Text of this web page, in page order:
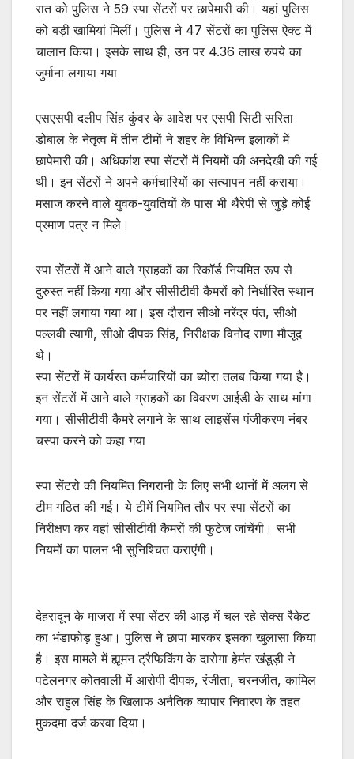
रात को पुलिस ने 59 स्पा सेंटरों पर छापेमारी की। यहां पुलिस
को बड़ी खामियां मिलीं। पुलिस ने 47 सेंटरों का पुलिस ऐक्ट में
चालान किया। इसके साथ ही, उन पर 4.36 लाख रुपये का
जुर्माना लगाया गया
एसएसपी दलीप सिंह कुंवर के आदेश पर एसपी सिटी सरिता
डोबाल के नेतृत्व में तीन टीमों ने शहर के विभिन्न इलाकों में
छापेमारी की। अधिकांश स्पा सेंटरों में नियमों की अनदेखी की गई
थी। इन सेंटरों ने अपने कर्मचारियों का सत्यापन नहीं कराया।
मसाज करने वाले युवक-युवतियों के पास भी थैरेपी से जुड़े कोई
प्रमाण पत्र न मिले।
स्पा सेंटरों में आने वाले ग्राहकों का रिकॉर्ड नियमित रूप से
दुरुस्त नहीं किया गया और सीसीटीवी कैमरों को निर्धारित स्थान
पर नहीं लगाया गया था। इस दौरान सीओ नरेंद्र पंत, सीओ
पल्लवी त्यागी, सीओ दीपक सिंह, निरीक्षक विनोद राणा मौजूद
थे।
स्पा सेंटरों में कार्यरत कर्मचारियों का ब्योरा तलब किया गया है।
इन सेंटरों में आने वाले ग्राहकों का विवरण आईडी के साथ मांगा
गया। सीसीटीवी कैमरे लगाने के साथ लाइसेंस पंजीकरण नंबर
चस्पा करने को कहा गया
स्पा सेंटरो की नियमित निगरानी के लिए सभी थानों में अलग से
टीम गठित की गई। ये टीमें नियमित तौर पर स्पा सेंटरों का
निरीक्षण कर वहां सीसीटीवी कैमरों की फुटेज जांचेंगी। सभी
नियमों का पालन भी सुनिश्चित कराएंगी।
देहरादून के माजरा में स्पा सेंटर की आड़ में चल रहे सेक्स रैकेट
का भंडाफोड़ हुआ। पुलिस ने छापा मारकर इसका खुलासा किया
है। इस मामले में ह्यूमन ट्रैफिकिंग के दारोगा हेमंत खंडूड़ी ने
पटेलनगर कोतवाली में आरोपी दीपक, रंजीता, चरनजीत, कामिल
और राहुल सिंह के खिलाफ अनैतिक व्यापार निवारण के तहत
मुकदमा दर्ज करवा दिया।